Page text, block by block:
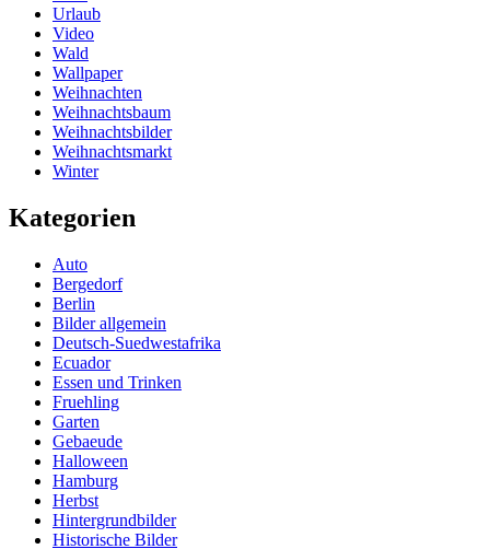
Urlaub
Video
Wald
Wallpaper
Weihnachten
Weihnachtsbaum
Weihnachtsbilder
Weihnachtsmarkt
Winter
Kategorien
Auto
Bergedorf
Berlin
Bilder allgemein
Deutsch-Suedwestafrika
Ecuador
Essen und Trinken
Fruehling
Garten
Gebaeude
Halloween
Hamburg
Herbst
Hintergrundbilder
Historische Bilder